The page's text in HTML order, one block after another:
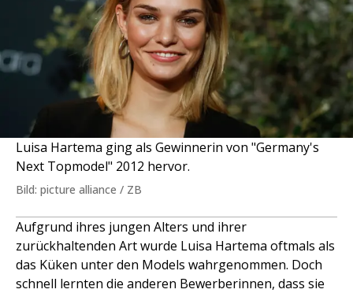
Luisa Hartema ging als Gewinnerin von "Germany's
Next Topmodel" 2012 hervor.
Bild: picture alliance / ZB
Aufgrund ihres jungen Alters und ihrer
zurückhaltenden Art wurde Luisa Hartema oftmals als
das Küken unter den Models wahrgenommen. Doch
schnell lernten die anderen Bewerberinnen, dass sie